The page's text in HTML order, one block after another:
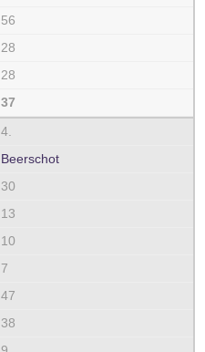
56
28
28
37
4.
Beerschot
30
13
10
7
47
38